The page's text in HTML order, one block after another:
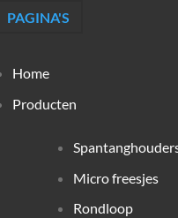
PAGINA'S
Home
Producten
Micro freesjes
Rondloop